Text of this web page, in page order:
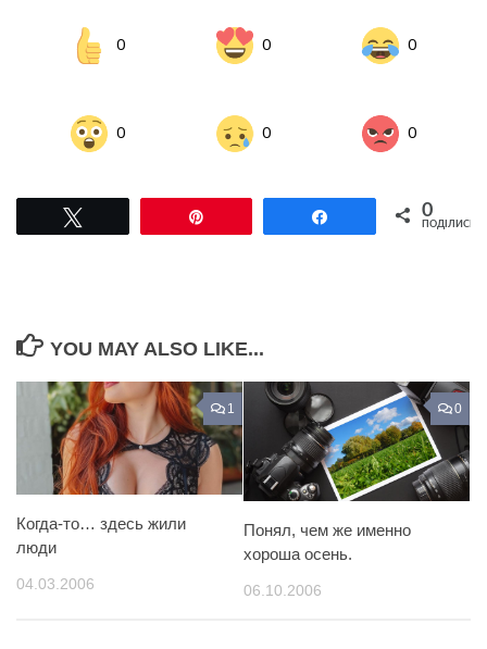
0 0 0
0 0 0
Поділитися0
ПОДІЛИСЬ
YOU MAY ALSO LIKE...
1
Когда-то… здесь жили
люди
04.03.2006
0
Понял, чем же именно
хороша осень.
06.10.2006